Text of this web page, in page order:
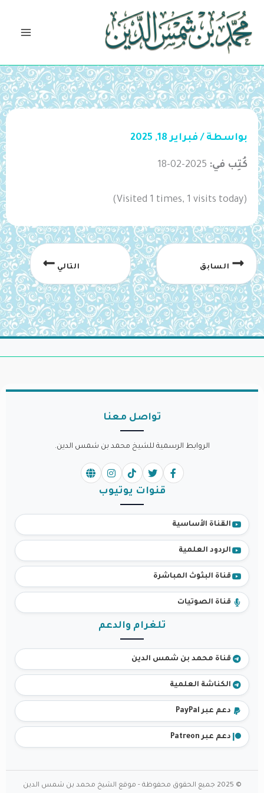
تخطي
المحتوى
بواسطة / فبراير 18, 2025
كُتِب في: 2025-02-18
(Visited 1 times, 1 visits today)
السابق التالي
تواصل معنا
الروابط الرسمية للشيخ محمد بن شمس الدين.
قنوات يوتيوب
القناة الأساسية
الردود العلمية
قناة البثوث المباشرة
قناة الصوتيات
تلغرام والدعم
قناة محمد بن شمس الدين
الكناشة العلمية
دعم عبر PayPal
دعم عبر Patreon
© 2025 جميع الحقوق محفوظة - موقع الشيخ محمد بن شمس الدين